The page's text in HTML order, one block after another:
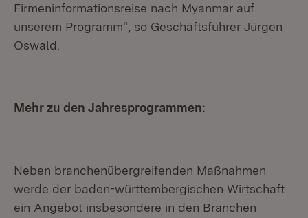
Firmeninformationsreise nach Myanmar auf
unserem Programm", so Geschäftsführer Jürgen
Oswald.
Mehr zu den Jahresprogrammen:
Neben branchenübergreifenden Maßnahmen
werde der baden-württembergischen Wirtschaft
ein Angebot insbesondere in den Branchen